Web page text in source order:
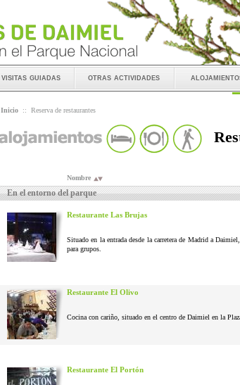
visitas guiadas otras actividades
Inicio :: Reserva de restaurantes
Nombre
En el entorno del parque
Restaurante Las Brujas
Situado en la entrada desde la carretera de Madrid a
para grupos.
Restaurante El Olivo
Cocina con cariño, situado en el centro de Daimiel en la
Restaurante El Portón